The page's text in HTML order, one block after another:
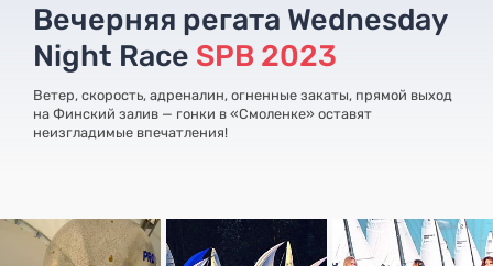
Вечерняя регата Wednesday
Night Race SPB 2023
Ветер, скорость, адреналин, огненные закаты, прямой выход
на Финский залив — гонки в «Смоленке» оставят
неизгладимые впечатления!